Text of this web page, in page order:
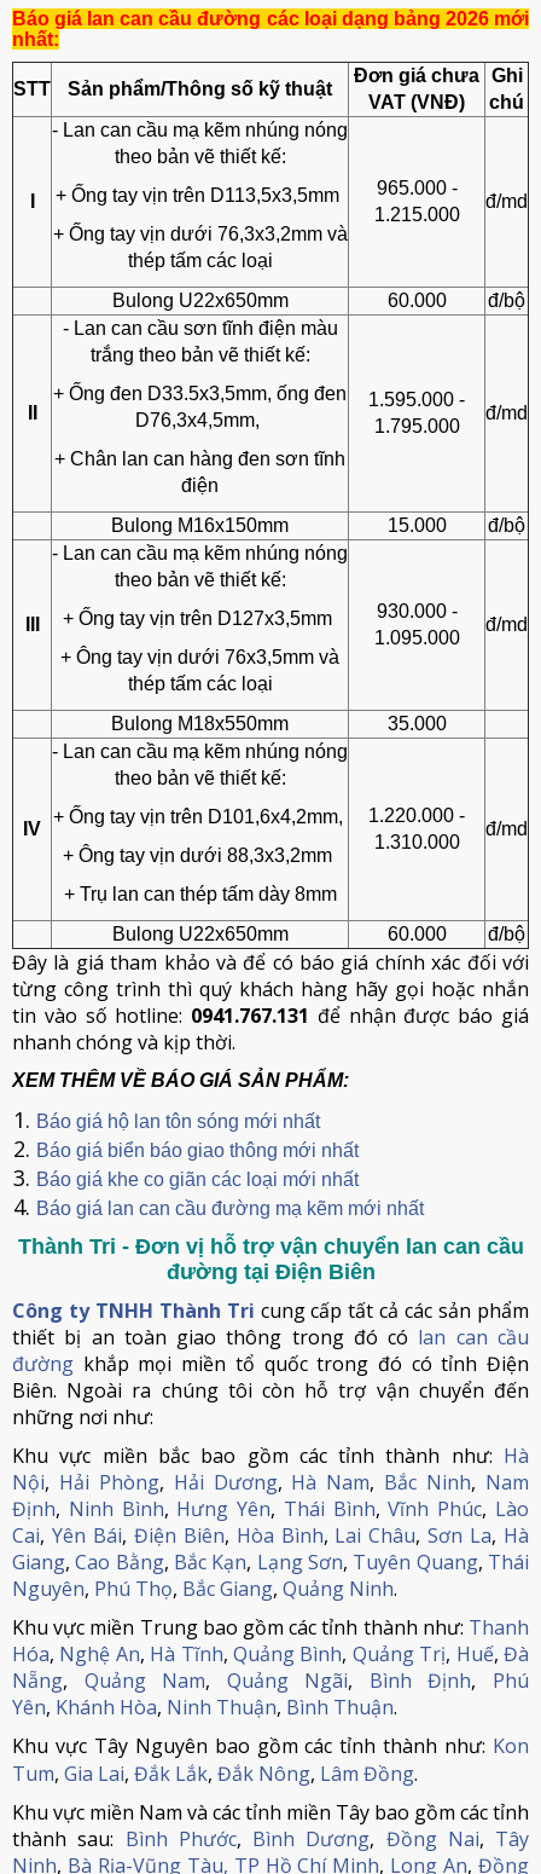
Báo giá lan can cầu đường các loại dạng bảng 2026 mới
nhất:
STT Sản phẩm/Thông số kỹ thuật
Đơn giá chưa
VAT (VNĐ)
Ghi
chú
- Lan can cầu mạ kẽm nhúng nóng
theo bản vẽ thiết kế:
+ Ống tay vịn trên D113,5x3,5mm
+ Ống tay vịn dưới 76,3x3,2mm và
thép tấm các loại
965.000 -
1.215.000
đ/md
Bulong U22x650mm 60.000 đ/bộ
- Lan can cầu sơn tĩnh điện màu
trắng theo bản vẽ thiết kế:
+ Ống đen D33.5x3,5mm, ống đen
D76,3x4,5mm,
+ Chân lan can hàng đen sơn tĩnh
điện
1.595.000 -
1.795.000
đ/md
Bulong M16x150mm 15.000 đ/bộ
- Lan can cầu mạ kẽm nhúng nóng
theo bản vẽ thiết kế:
+ Ống tay vịn trên D127x3,5mm
+ Ông tay vịn dưới 76x3,5mm và
thép tấm các loại
930.000 -
1.095.000
đ/md
Bulong M18x550mm 35.000
IV
- Lan can cầu mạ kẽm nhúng nóng
theo bản vẽ thiết kế:
+ Ống tay vịn trên D101,6x4,2mm,
+ Ông tay vịn dưới 88,3x3,2mm
+ Trụ lan can thép tấm dày 8mm
1.220.000 -
1.310.000
đ/md
Bulong U22x650mm 60.000 đ/bộ
Đây là giá tham khảo và để có báo giá chính xác đối với
từng công trình thì quý khách hàng hãy gọi hoặc nhắn
tin vào số hotline: 0941.767.131 để nhận được báo giá
nhanh chóng và kịp thời.
XEM THÊM VỀ BÁO GIÁ SẢN PHẨM:
Báo giá hộ lan tôn sóng mới nhất
Báo giá biển báo giao thông mới nhất
Báo giá khe co giãn các loại mới nhất
Báo giá lan can cầu đường mạ kẽm mới nhất
Thành Tri - Đơn vị hỗ trợ vận chuyển lan can cầu
đường tại Điện Biên
Công ty TNHH Thành Tri cung cấp tất cả các sản phẩm
thiết bị an toàn giao thông trong đó có lan can cầu
đường khắp mọi miền tổ quốc trong đó có tỉnh Điện
Biên. Ngoài ra chúng tôi còn hỗ trợ vận chuyển đến
những nơi như:
Khu vực miền bắc bao gồm các tỉnh thành như: Hà
Nội, Hải Phòng, Hải Dương, Hà Nam, Bắc Ninh, Nam
Định, Ninh Bình, Hưng Yên, Thái Bình,Vĩnh Phúc, Lào
Cai, Yên Bái, Điện Biên, Hòa Bình, Lai Châu,Sơn La, Hà
Giang,Cao Bằng, Bắc Kạn, Lạng Sơn, Tuyên Quang, Thái
Nguyên, Phú Thọ, Bắc Giang, Quảng Ninh.
Khu vực miền Trung bao gồm các tỉnh thành như: Thanh
Hóa, Nghệ An, Hà Tĩnh,Quảng Bình, Quảng Trị, Huế,Đà
Nẵng, Quảng Nam, Quảng Ngãi, Bình Định, Phú
Yên, Khánh Hòa, Ninh Thuận, Bình Thuận.
Khu vực Tây Nguyên bao gồm các tỉnh thành như: Kon
Tum, Gia Lai, Đắk Lắk, Đắk Nông, Lâm Đồng.
Khu vực miền Nam và các tỉnh miền Tây bao gồm các tỉnh
thành sau: Bình Phước, Bình Dương, Đồng Nai, Tây
Ninh, Bà Rịa-Vũng Tàu, TP Hồ Chí Minh, Long An,Đồng